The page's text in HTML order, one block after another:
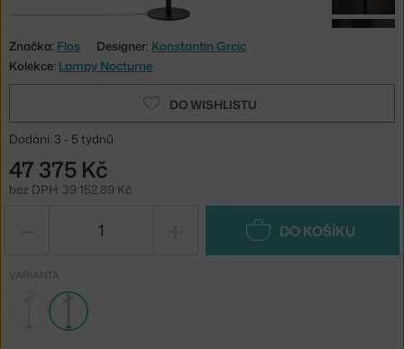
Značka: Flos Designer: Konstantin Grcic
Kolekce: Lampy Nocturne
DO WISHLISTU
Dodání: 3 - 5 týdnů
47 375 Kč
bez DPH: 39 152,89 Kč
DO KOŠÍKU
VARIANTA